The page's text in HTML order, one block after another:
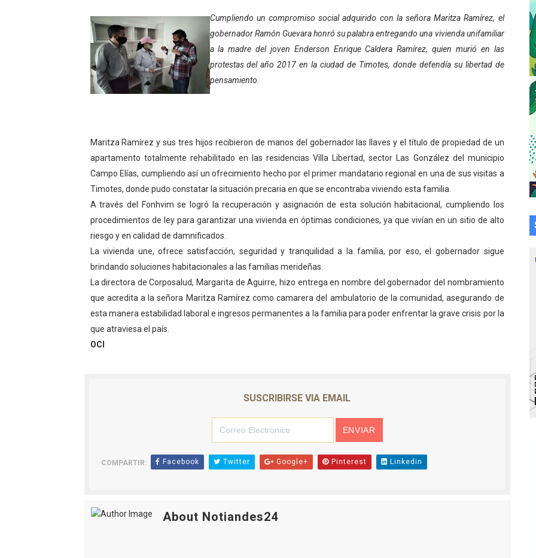
Gobierno bolivariano avanza en la transformación del hospital Sor Juana Inés
Niños merideños aprenden sobre gaita de tambora con Fundecem
Hospital universitario muestra sus avances en visita del Consejo Legislativo
Instituto Nacional de Nutrición celebra Semana Internacional de la Lactancia Materna
Corposalud inició talleres para aspirantes al curso de Emergencia Prehospitalaria
Fortalecen formación académica de médicos en proceso de ruralidad
Fortaleciendo la economía comunal en El Vigía con microcréditos a emprendedores y
Campo Elías consolida plan de bacheo en el sector La Montañita
Fundecem inició con éxito el taller vacacional de origami
El Lactario del Iahula celebra la Semana Mundial de la Lactancia Materna
Plan Vacacional "Venezuela Ríe 2026" brinda recreación y cultura a niños del
Iniciación al yoga reúne a diversos clubes deportivos de Zea en una enriquecedora
Mincomunas impulsa el autogobierno en Mérida con plan de actualización y atención
Expertos inspeccionan espacios del OAN para la instalación del detector Cherenkov
Cumpliendo un compromiso social adquirido con la señora Maritza Ramírez, el
gobernador Ramón Guevara honró su palabra entregando una vivienda unifamiliar
a la madre del joven Enderson Enrique Caldera Ramírez, quien murió en las
protestas del año 2017 en la ciudad de Timotes, donde defendía su libertad de
pensamiento.
Maritza Ramírez y sus tres hijos recibieron de manos del gobernador las llaves y el título de propiedad de un
apartamento totalmente rehabilitado en las residencias Villa Libertad, sector Las González del municipio
Campo Elías, cumpliendo así un ofrecimiento hecho por el primer mandatario regional en una de sus visitas a
Timotes, donde pudo constatar la situación precaria en que se encontraba viviendo esta familia.
A través del Fonhvim se logró la recuperación y asignación de esta solución habitacional, cumpliendo los
procedimientos de ley para garantizar una vivienda en óptimas condiciones, ya que vivían en un sitio de alto
riesgo y en calidad de damnificados.
La vivienda une, ofrece satisfacción, seguridad y tranquilidad a la familia, por eso, el gobernador sigue
brindando soluciones habitacionales a las familias merideñas.
La directora de Corposalud, Margarita de Aguirre, hizo entrega en nombre del gobernador del nombramiento
que acredita a la señora Maritza Ramírez como camarera del ambulatorio de la comunidad, asegurando de
esta manera estabilidad laboral e ingresos permanentes a la familia para poder enfrentar la grave crisis por la
que atraviesa el país.
OCI
SUSCRIBIRSE VIA EMAIL
COMPARTIR: Facebook Twitter Google+ Pinterest Linkedin
About Notiandes24